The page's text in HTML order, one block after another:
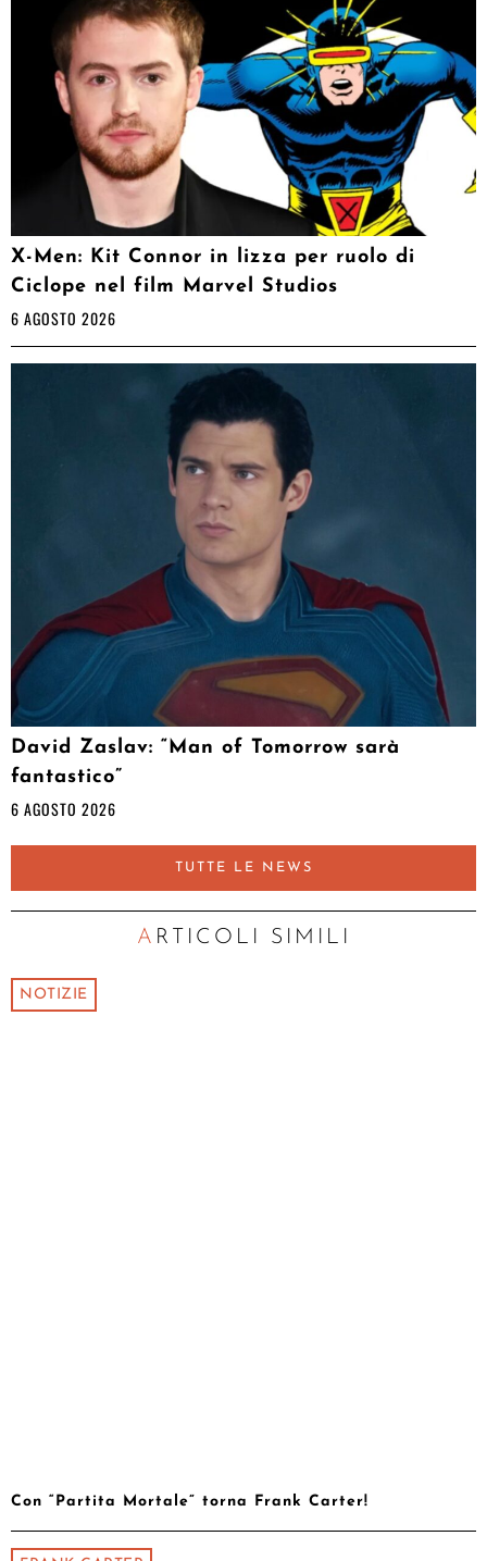
X-Men: Kit Connor in lizza per ruolo di
Ciclope nel film Marvel Studios
6 AGOSTO 2026
David Zaslav: “Man of Tomorrow sarà
fantastico”
6 AGOSTO 2026
TUTTE LE NEWS
ARTICOLI SIMILI
NOTIZIE
Con “Partita Mortale” torna Frank Carter!